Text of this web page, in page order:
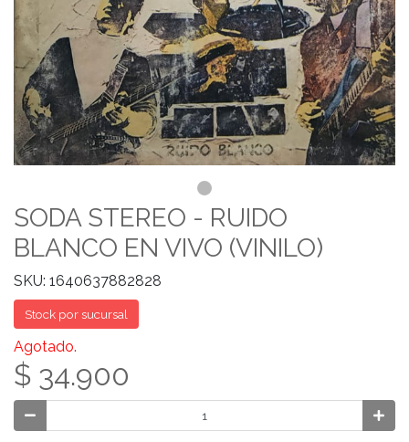
SODA STEREO - RUIDO
BLANCO EN VIVO (VINILO)
SKU: 1640637882828
Stock por sucursal
Agotado.
$ 34.900